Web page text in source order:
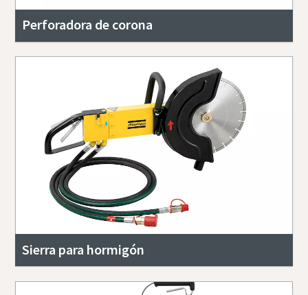
Perforadora de corona
Sierra para hormigón